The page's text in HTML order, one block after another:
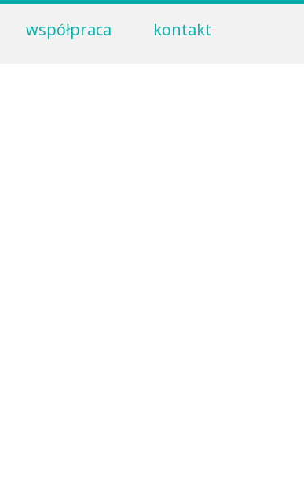
współpraca kontakt